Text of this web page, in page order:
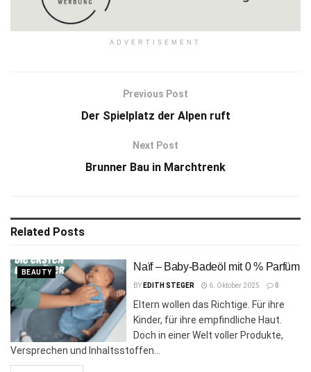
ADVERTISEMENT
Previous Post
Der Spielplatz der Alpen ruft
Next Post
Brunner Bau in Marchtrenk
Related Posts
BEAUTY Naïf – Baby-Badeöl mit 0 % Parfüm
BY EDITH STEGER 6. Oktober 2025 0
Eltern wollen das Richtige. Für ihre
Kinder, für ihre empfindliche Haut.
Doch in einer Welt voller Produkte,
Versprechen und Inhaltsstoffen...